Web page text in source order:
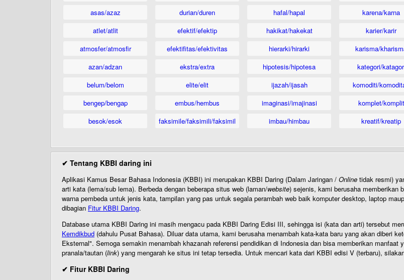
asas/azaz
atlet/atlit
atmosfer/atmosfir
azan/adzan
belum/belom
bengep/bengap
besok/esok
durian/duren
efektif/efektip
efektifitas/efektivitas
ekstra/extra
elite/elit
embus/hembus
faksimile/faksimili/faksimil
hafal/hapal
hakikat/hakekat
hierarki/hirarki
hipotesis/hipotesa
ijazah/ijasah
imaginasi/imajinasi
imbau/himbau
karena/karna
karier/karir
karisma/
kategori/
komoditi/
komplet/komplit
kreatif/kreatip
✔ Tentang KBBI daring ini
Aplikasi Kamus Besar Bahasa Indonesia (KBBI) ini merupakan KBBI Daring (Dalam Jaringan / Online tidak resmi)
arti kata (lema/sub lema). Berbeda dengan beberapa situs web (laman/website) sejenis, kami berusaha memberikan
warna pembeda untuk jenis kata, tampilan yang pas untuk segala perambah web baik komputer desktop, laptop
dibagian Fitur KBBI Daring.
Database utama KBBI Daring ini masih mengacu pada KBBI Daring Edisi III, sehingga isi (kata dan arti) tersebut
Kemdikbud (dahulu Pusat Bahasa). Diluar data utama, kami berusaha menambah kata-kata baru yang akan diberi
Eksternal". Semoga semakin menambah khazanah referensi pendidikan di Indonesia dan bisa memberikan
pranala/tautan (link) yang mengarah ke situs ini tetap tersedia. Untuk mencari kata dari KBBI edisi V (terbaru),
✔ Fitur KBBI Daring